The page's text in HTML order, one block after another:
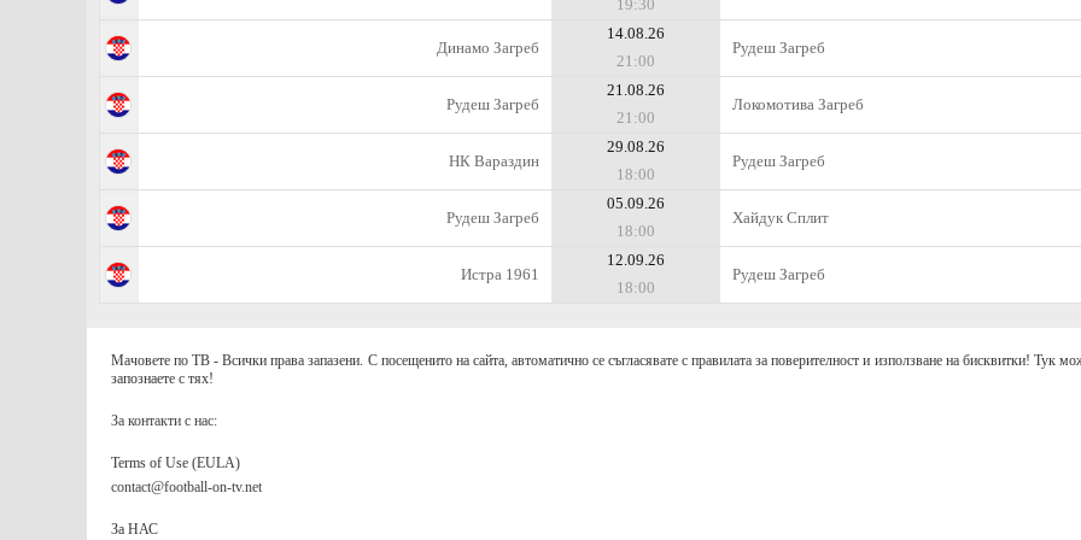
19:30
Динамо Загреб
14.08.26
21:00
Рудеш Загреб
Рудеш Загреб
21.08.26
21:00
Локомотива Загреб
НК Вараздин
29.08.26
18:00
Рудеш Загреб
Рудеш Загреб
05.09.26
18:00
Хайдук Сплит
Истра 1961
12.09.26
18:00
Рудеш Загреб
Мачовете по ТВ - Всички права запазени. С посещенито на сайта, автоматично се съгласявате с правилата за поверителност и използване на бисквитки! Тук
запознаете с тях!
За контакти с нас:
Terms of Use (EULA)
contact@football-on-tv.net
За НАС